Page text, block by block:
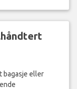
bagasje eller